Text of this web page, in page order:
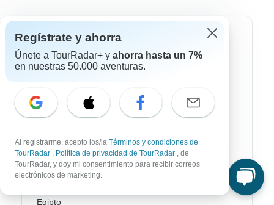
Destinos más populares
África
Australia / Oceanía
Latin América
América del Sur
Egipto
Regístrate y ahorra
Únete a TourRadar+ y ahorra hasta un 7%
en nuestras 50.000 aventuras.
Al registrarme, acepto los/la Términos y condiciones de
TourRadar , Política de privacidad de TourRadar , de
TourRadar, y doy mi consentimiento para recibir correos
electrónicos de marketing.